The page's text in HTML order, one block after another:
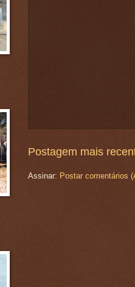
Postagem mais
Assinar: Postar comentários